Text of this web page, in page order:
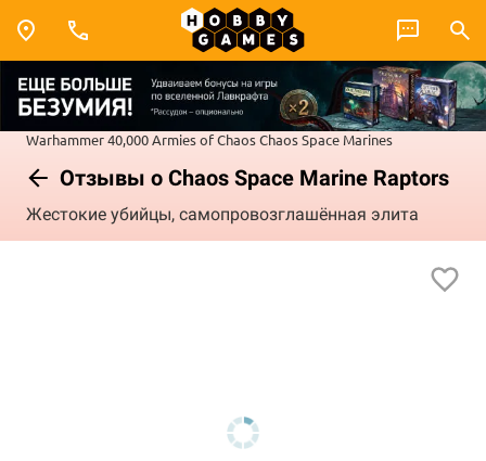
Warhammer 40,000Armies of ChaosChaos Space Marines
Отзывы о Chaos Space Marine Raptors
Жестокие убийцы, самопровозглашённая элита